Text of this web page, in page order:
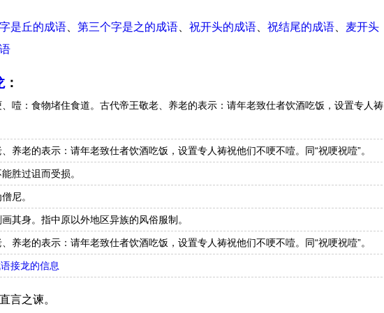
是丘的成语 第三个字是之的成语 祝开头的成语 祝结尾的成语
麦开头
：
噎：食物堵住食道。古代帝王敬老、养老的表示：请年老致仕者饮酒吃饭，设置专人祷
养老的表示：请年老致仕者饮酒吃饭，设置专人祷祝他们不哽不噎。同“祝哽祝噎”。
胜过诅而受损。
尼。
其身。指中原以外地区异族的风俗服制。
养老的表示：请年老致仕者饮酒吃饭，设置专人祷祝他们不哽不噎。同“祝哽祝噎”。
接龙的信息
言之谏。